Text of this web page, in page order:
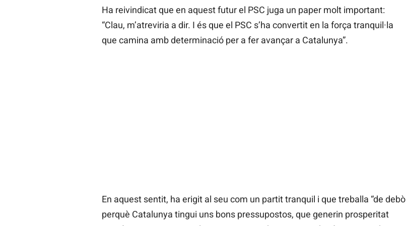
Ha reivindicat que en aquest futur el PSC juga un paper molt important:
“Clau, m’atreviria a dir. I és que el PSC s’ha convertit en la força tranquil·la
que camina amb determinació per a fer avançar a Catalunya”.
En aquest sentit, ha erigit al seu com un partit tranquil i que treballa “de debò
perquè Catalunya tingui uns bons pressupostos, que generin prosperitat